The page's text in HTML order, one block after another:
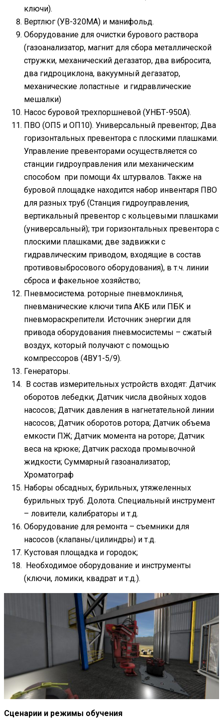
ключи).
Вертлюг (УВ-320МА) и манифольд.
Оборудование для очистки бурового раствора
(газоанализатор, магнит для сбора металлической
стружки, механический дегазатор, два вибросита,
два гидроциклона, вакуумный дегазатор,
механические лопастные и гидравлические
мешалки)
Насос буровой трехпоршневой (УНБТ-950А).
ПВО (ОП5 и ОП10). Универсальный превентор; Два
горизонтальных превентора с плоскими плашками.
Управление превенторами осуществляется со
станции гидроуправления или механическим
способом при помощи 4х штурвалов. Также на
буровой площадке находится набор инвентаря ПВО
для разных труб (Станция гидроуправления,
вертикальный превентор с кольцевыми плашками
(универсальный); три горизонтальных превентора с
плоскими плашками; две задвижки с
гидравлическим приводом, входящие в состав
противовыбросового оборудования), в т.ч. линии
сброса и факельное хозяйство;
Пневмосистема. роторные пневмоклинья,
пневманические ключи типа АКБ или ПБК и
пневмораскрепители. Источник энергии для
привода оборудования пневмосистемы – сжатый
воздух, который получают с помощью
компрессоров (4ВУ1-5/9).
Генераторы.
В состав измерительных устройств входят: Датчик
оборотов лебедки; Датчик числа двойных ходов
насосов; Датчик давления в нагнетательной линии
насосов; Датчик оборотов ротора; Датчик объема
емкости ПЖ; Датчик момента на роторе; Датчик
веса на крюке; Датчик расхода промывочной
жидкости; Суммарный газоанализатор;
Хроматограф
Наборы обсадных, бурильных, утяжеленных
бурильных труб. Долота. Специальный инструмент
– ловители, калибраторы и т.д.
Оборудование для ремонта – съемники для
насосов (клапаны/цилиндры) и т.д.
Кустовая площадка и городок;
Необходимое оборудование и инструменты
(ключи, ломики, квадрат и т.д.).
Сценарии и режимы обучения